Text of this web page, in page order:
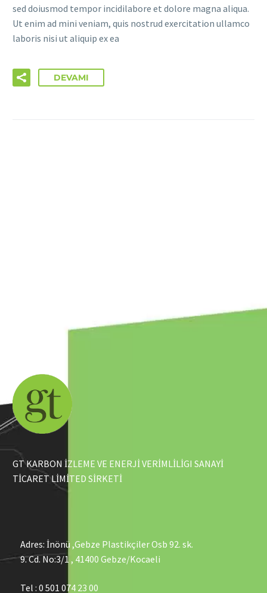
sed doiusmod tempor incidilabore et dolore magna aliqua.
Ut enim ad mini veniam, quis nostrud exercitation ullamco
laboris nisi ut aliquip ex ea
DEVAMI
GT KARBON İZLEME VE ENERJİ VERİMLİLİGI SANAYİ
TİCARET LİMİTED SİRKETİ
Adres: İnönü ,Gebze Plastikçiler Osb 92. sk.
9. Cd. No:3/1 , 41400 Gebze/Kocaeli
Tel : 0 501 074 23 00